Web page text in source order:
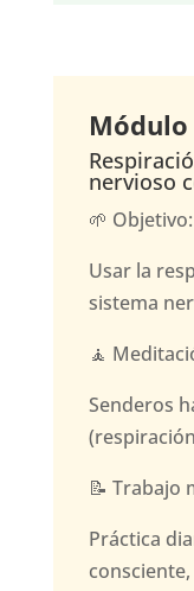
Módulo
nervioso
🌱 Objetivo:
Usar la
sistema
🧘
Senderos
📝 Trabajo
Práctica